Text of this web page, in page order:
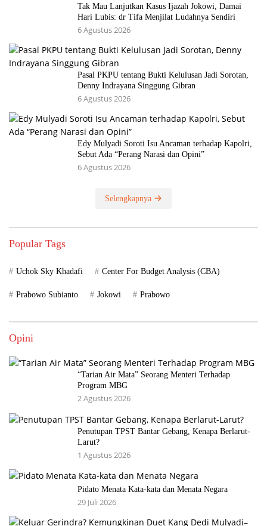
Tak Mau Lanjutkan Kasus Ijazah Jokowi, Damai
Hari Lubis: dr Tifa Menjilat Ludahnya Sendiri
6 Agustus 2026
Pasal PKPU tentang Bukti Kelulusan Jadi Sorotan,
Denny Indrayana Singgung Gibran
6 Agustus 2026
Edy Mulyadi Soroti Isu Ancaman terhadap Kapolri,
Sebut Ada “Perang Narasi dan Opini”
6 Agustus 2026
Selengkapnya
Popular Tags
Uchok Sky Khadafi Center For Budget Analysis (CBA)
Prabowo Subianto Jokowi Prabowo
Opini
“Tarian Air Mata” Seorang Menteri Terhadap
Program MBG
2 Agustus 2026
Penutupan TPST Bantar Gebang, Kenapa Berlarut-
Larut?
1 Agustus 2026
Pidato Menata Kata-kata dan Menata Negara
29 Juli 2026